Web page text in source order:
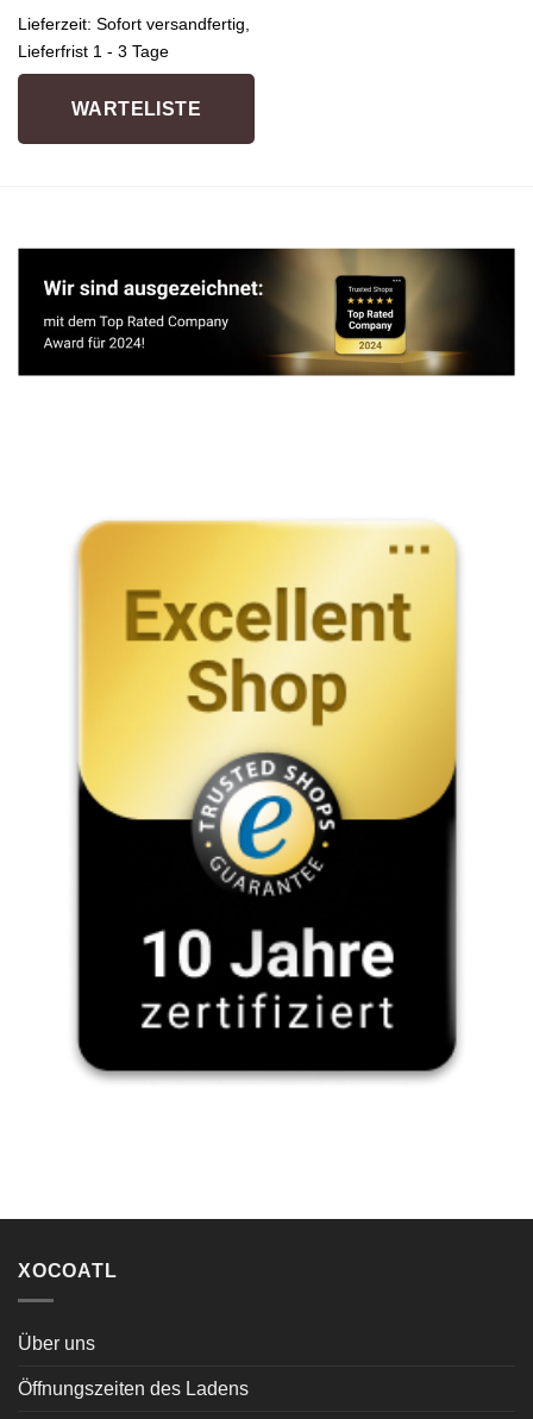
Lieferzeit: Sofort versandfertig,
Lieferfrist 1 - 3 Tage
WARTELISTE
XOCOATL
Über uns
Öffnungszeiten des Ladens